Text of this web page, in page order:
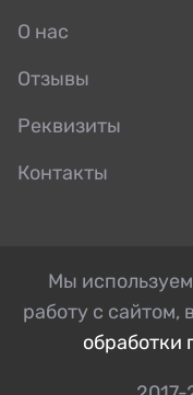
О нас
Отзывы
Реквизиты
Контакты
Мы
работу с сайтом,
обработки